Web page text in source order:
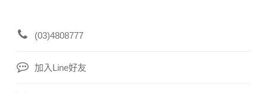
(03)4808777
加入Line好友